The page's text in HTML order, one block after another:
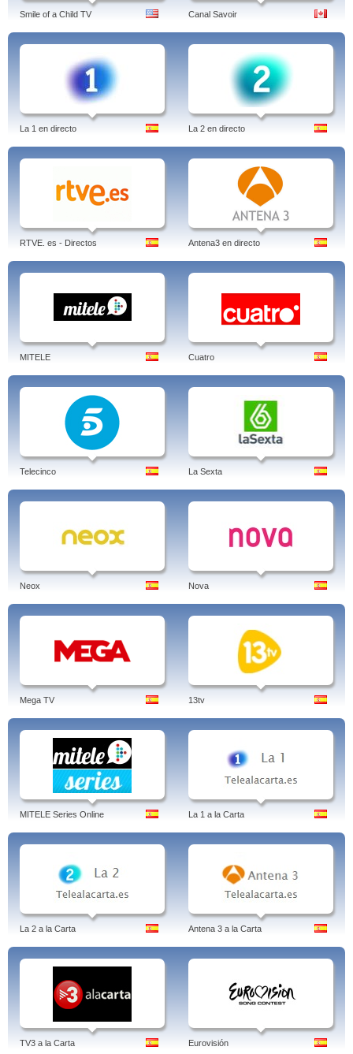
Smile of a Child TV Canal Savoir
La 1 en directo La 2 en directo
RTVE. es - Directos Antena3 en directo
MITELE Cuatro
Telecinco La Sexta
Neox Nova
Mega TV 13tv
MITELE Series Online La 1 a la Carta
La 2 a la Carta Antena 3 a la Carta
TV3 a la Carta Eurovisión